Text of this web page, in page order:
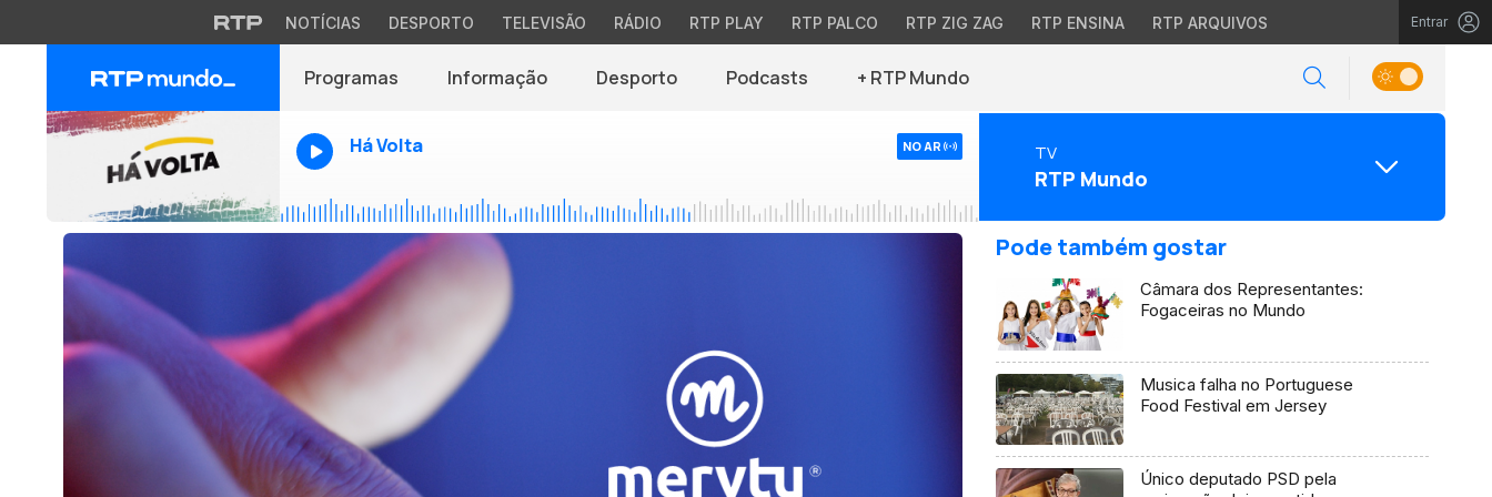
NOTÍCIAS DESPORTO TELEVISÃO RÁDIO RTP PLAY RTP PALCO RTP ZIG ZAG RTP ENSINA RTP ARQUIVOS Entrar
Programas Informação Desporto Podcasts + RTP Mundo
Há Volta NO AR TV
RTP Mundo
Pode também gostar
Câmara dos Representantes:
Fogaceiras no Mundo
Musica falha no Portuguese
Food Festival em Jersey
Único deputado PSD pela